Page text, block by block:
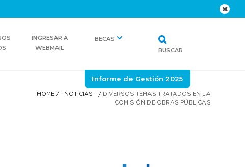
INGRESAR A
WEBMAIL
BECAS
BUSCAR
Informe de Gestión 2025
HOME/ - NOTICIAS -/ DIVERSOS TEMAS TRATADOS EN LA
COMISIÓN DE OBRAS PÚBLICAS